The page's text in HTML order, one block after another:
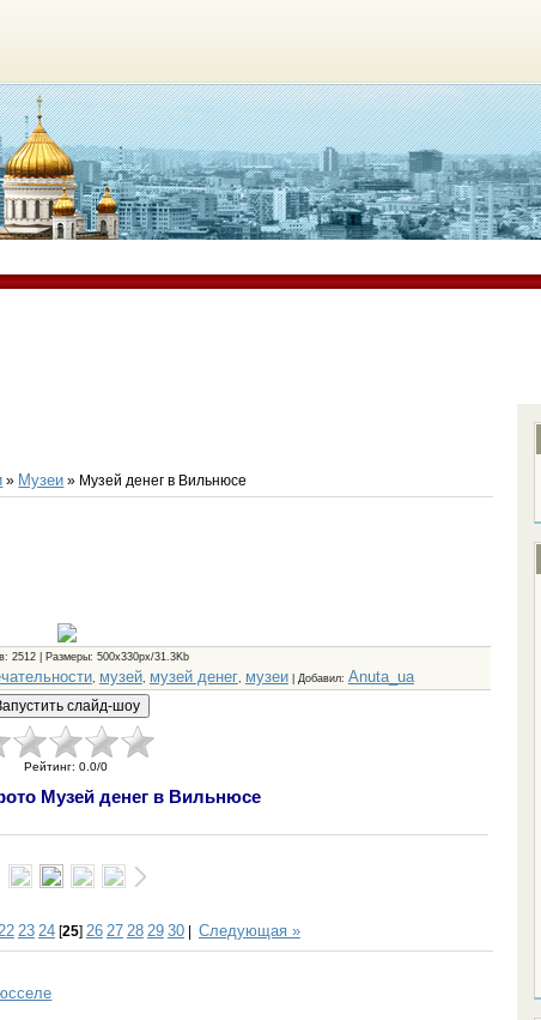
» Музеи » Музей денег в Вильнюсе
: 2512 | Размеры: 500x330px/31.3Kb
музей музей денег, музеи Добавил: Anuta_ua
Рейтинг:0.0/0
Музей денег в Вильнюсе
22 23 24[25] 26 27 28 29 30| Следующая »